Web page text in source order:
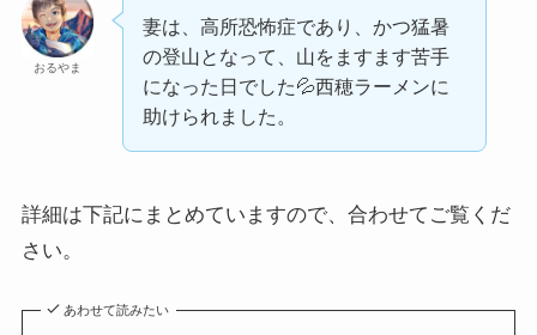
おるやま
妻は、高所恐怖症であり、かつ猛暑
の登山となって、山をますます苦手
になった日でした💦西穂ラーメンに
助けられました。
詳細は下記にまとめていますので、合わせてご覧くだ
さい。
あわせて読みたい